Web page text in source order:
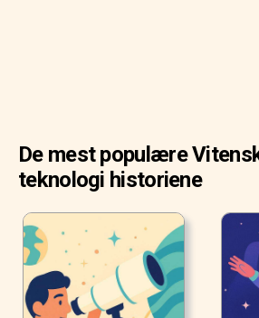
De mest populære
teknologi historiene